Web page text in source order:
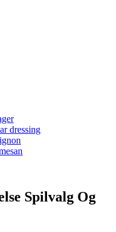
dressing
Spilvalg Og